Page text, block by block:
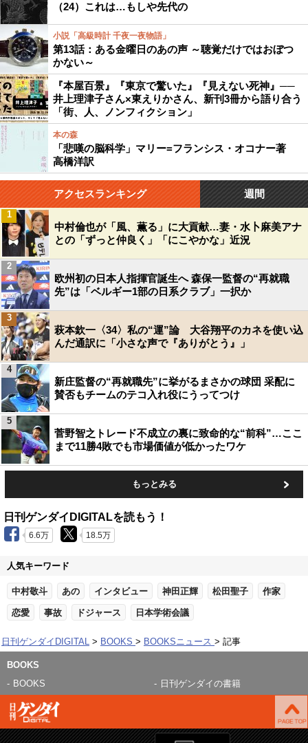
（24）これは…もしや先代の
小説「高級時計 千夜一夜物語」
第13話：ある金曜日のあの声 ～聴覚だけではおぼつ
かない～
『本屋百景』『東京で驚いた』『見えない死神』──
井上理津子さん×東えりかさん、新刊3冊から語り合う
「街、人、ノンフィクション」
本の森
「悲嘆の脳科学」マリー=フランシス・オコナー著
高橋洋訳
アクセスランキング 週間
中村倫也が「風、薫る」に大貢献…妻・水卜麻美アナ
との「ずっと仲良く」「にこやかな」近況
1
欧州初の日本人指揮官誕生へ 森保一監督の“再就職
先”は「ベルギー1部の日系クラブ」一択か
2
萩本欽一〈34〉私の“運”論 大谷翔平のカネを使い込
んだ通訳に「小さな声で『ありがとう』」
3
新庄監督の“再就職先”に挙がるまさかの球団 采配に
賛否もチームのテコ入れ役にうってつけ
4
菅野智之トレード不成立の裏に致命的な“前科”…ここ
まで11勝4敗でも市場価値が低かったワケ
5
もっとみる
日刊ゲンダイDIGITALを読もう！
6.6万 18.5万
人気キーワード
中村敬斗 あの インタビュー 神田正輝 松田聖子 作家
恋愛 事故 ドジャース 日本学術会議
日刊ゲンダイDIGITAL BOOKS BOOKSニュース 記事
BOOKS
BOOKS
日刊ゲンダイの書籍